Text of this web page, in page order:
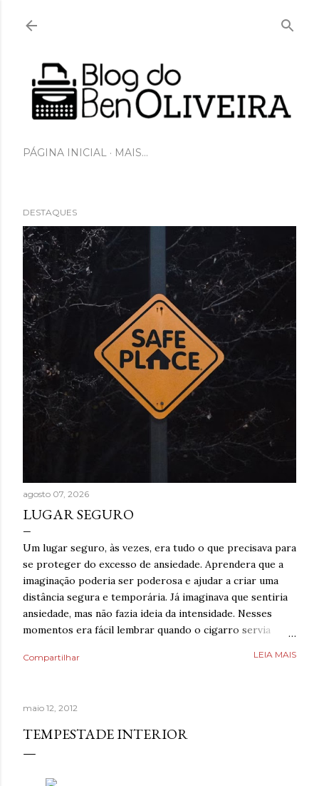
PÁGINA INICIAL MAIS…
DESTAQUES
agosto 07, 2026
LUGAR SEGURO
Um lugar seguro, às vezes, era tudo o que precisava para
se proteger do excesso de ansiedade. Aprendera que a
imaginação poderia ser poderosa e ajudar a criar uma
distância segura e temporária. Já imaginava que sentiria
ansiedade, mas não fazia ideia da intensidade. Nesses
momentos era fácil lembrar quando o cigarro servia
aprender a lidar com isso livre de nicotina. Caminhar,
para se distrair. Existia um limite de quanto era possível
diminuir a ansiedade, mas cada pequena coisa fazia toda
lugar seguro poderia fazer toda diferença. Era algo que
Compartilhar LEIA MAIS
maio 12, 2012
TEMPESTADE INTERIOR